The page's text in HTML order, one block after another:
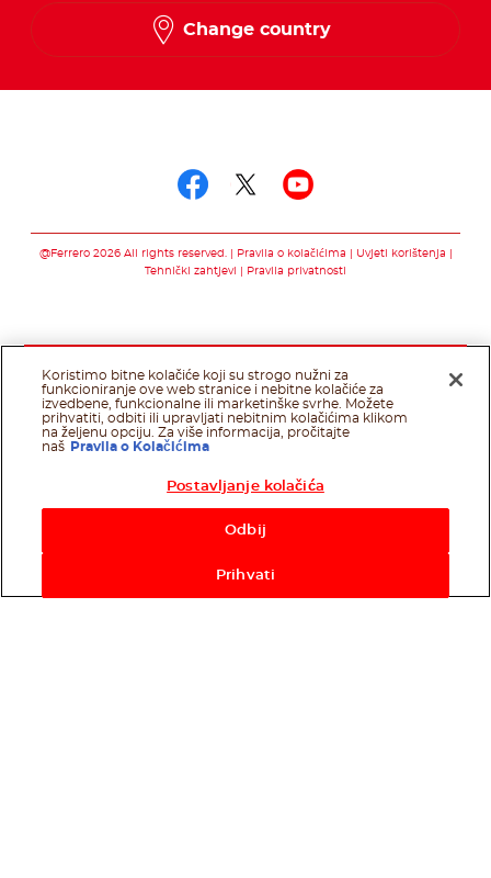
Change country
@Ferrero 2026 All rights reserved. Pravila o kolačićima
Uvjeti korištenja
Tehnički zahtjevi
Pravila privatnosti
Koristimo bitne kolačiće koji su strogo nužni za
funkcioniranje ove web stranice i nebitne kolačiće za
izvedbene, funkcionalne ili marketinške svrhe. Možete
prihvatiti, odbiti ili upravljati nebitnim kolačićima klikom
na željenu opciju. Za više informacija, pročitajte
naš
Pravila o Kolačićima
Postavljanje kolačića
Odbij
Prihvati